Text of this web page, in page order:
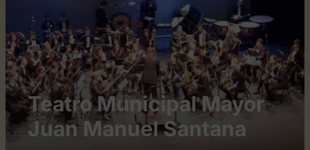
Teatro Municipal Mayor
Juan Manuel Santana